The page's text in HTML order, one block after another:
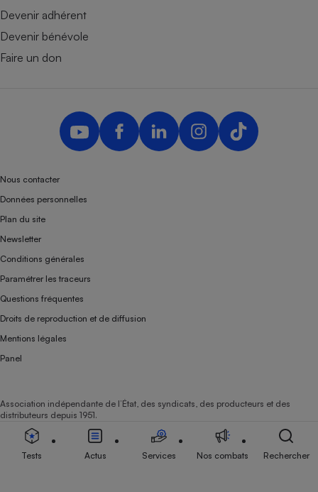
Devenir adhérent
Devenir bénévole
Faire un don
Nous contacter
Données personnelles
Plan du site
Newsletter
Conditions générales
Paramétrer les traceurs
Questions fréquentes
Droits de reproduction et de diffusion
Mentions légales
Panel
Association indépendante de l’État, des syndicats, des producteurs et des
distributeurs depuis 1951.
Tests Actus Services Nos combats Rechercher